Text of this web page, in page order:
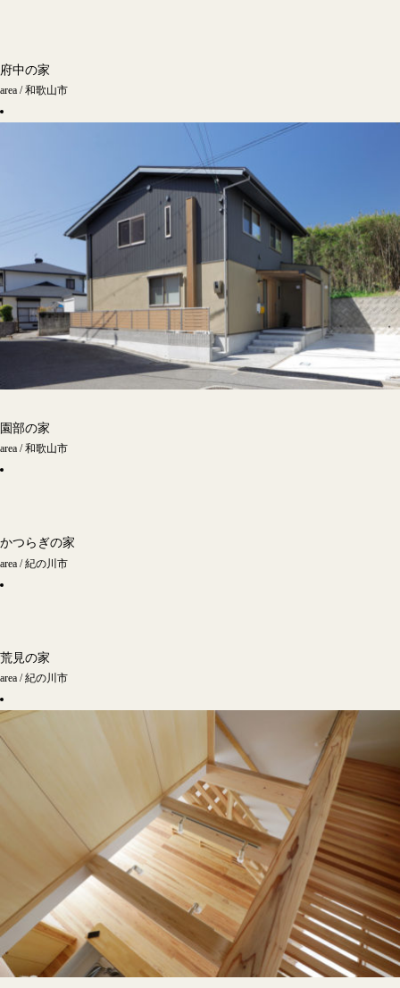
府中の家
area / 和歌山市
園部の家
area / 和歌山市
かつらぎの家
area / 紀の川市
荒見の家
area / 紀の川市